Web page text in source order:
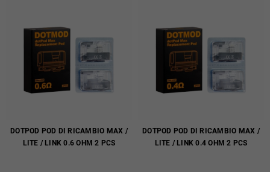
DOTPOD POD DI RICAMBIO MAX /
LITE / LINK 0.6 OHM 2 PCS
DOTPOD POD DI RICAMBIO MAX /
LITE / LINK 0.4 OHM 2 PCS